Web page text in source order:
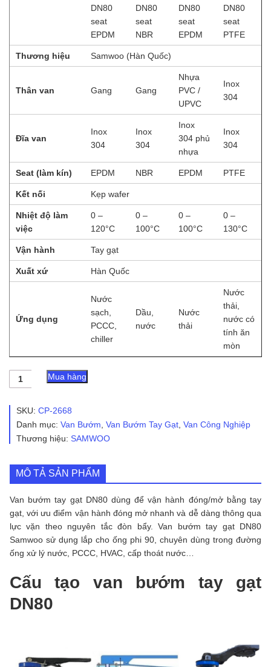
DN80
seat
EPDM
DN80
seat
NBR
DN80
seat
EPDM
DN80
seat
PTFE
Thương hiệu Samwoo (Hàn Quốc)
Thân van Gang Gang
Nhựa
PVC /
UPVC
Inox
304
Đĩa van
Inox
304
Inox
304
Inox
304 phủ
nhựa
Inox
304
Seat (làm kín) EPDM NBR EPDM PTFE
Kết nối Kẹp wafer
Nhiệt độ làm
việc
0 –
120°C
0 –
100°C
0 –
100°C
0 –
130°C
Vận hành Tay gạt
Xuất xứ Hàn Quốc
Ứng dụng
Nước
sạch,
PCCC,
chiller
Dầu,
nước
Nước
thải
Nước
thải,
nước có
tính ăn
mòn
Van
Bướm
Gạt
số
lượng
Mua hàng
SKU: CP-2668
Danh mục: Van Bướm, Van Bướm Tay Gạt, Van Công Nghiệp
Thương hiệu: SAMWOO
MÔ TẢ SẢN PHẨM
Van bướm tay gạt DN80 dùng để vận hành đóng/mở bằng tay
gạt, với ưu điểm vận hành đóng mở nhanh và dễ dàng thông qua
lực vặn theo nguyên tắc đòn bẩy. Van bướm tay gạt DN80
Samwoo sử dụng lắp cho ống phi 90, chuyên dùng trong đường
ống xử lý nước, PCCC, HVAC, cấp thoát nước…
Cấu tạo van bướm tay gạt
DN80